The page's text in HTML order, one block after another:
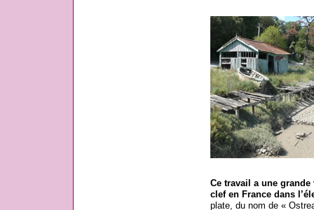
Ce travail a une
clef en France dans
plate, du nom de «